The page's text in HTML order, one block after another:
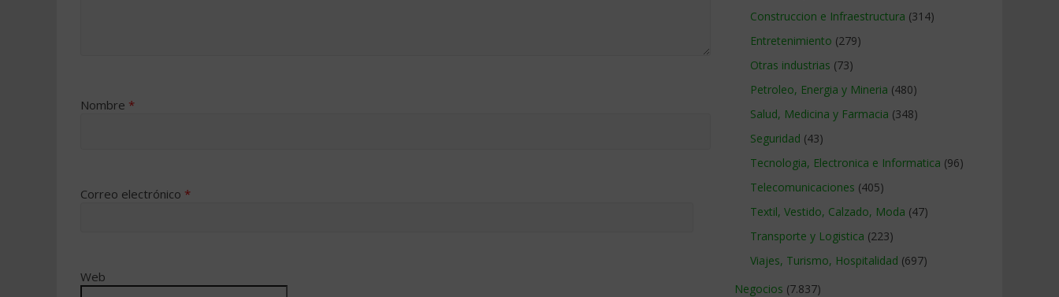
Nombre *
Correo electrónico *
Web
Construccion e Infraestructura (314)
Entretenimiento (279)
Otras industrias (73)
Petroleo, Energia y Mineria (480)
Salud, Medicina y Farmacia (348)
Seguridad (43)
Tecnologia, Electronica e Informatica (96)
Telecomunicaciones (405)
Textil, Vestido, Calzado, Moda (47)
Transporte y Logistica (223)
Viajes, Turismo, Hospitalidad (697)
Negocios (7.837)